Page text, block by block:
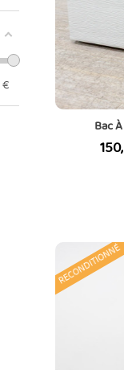
€
Bac
Prix
RECONDITIONNÉ